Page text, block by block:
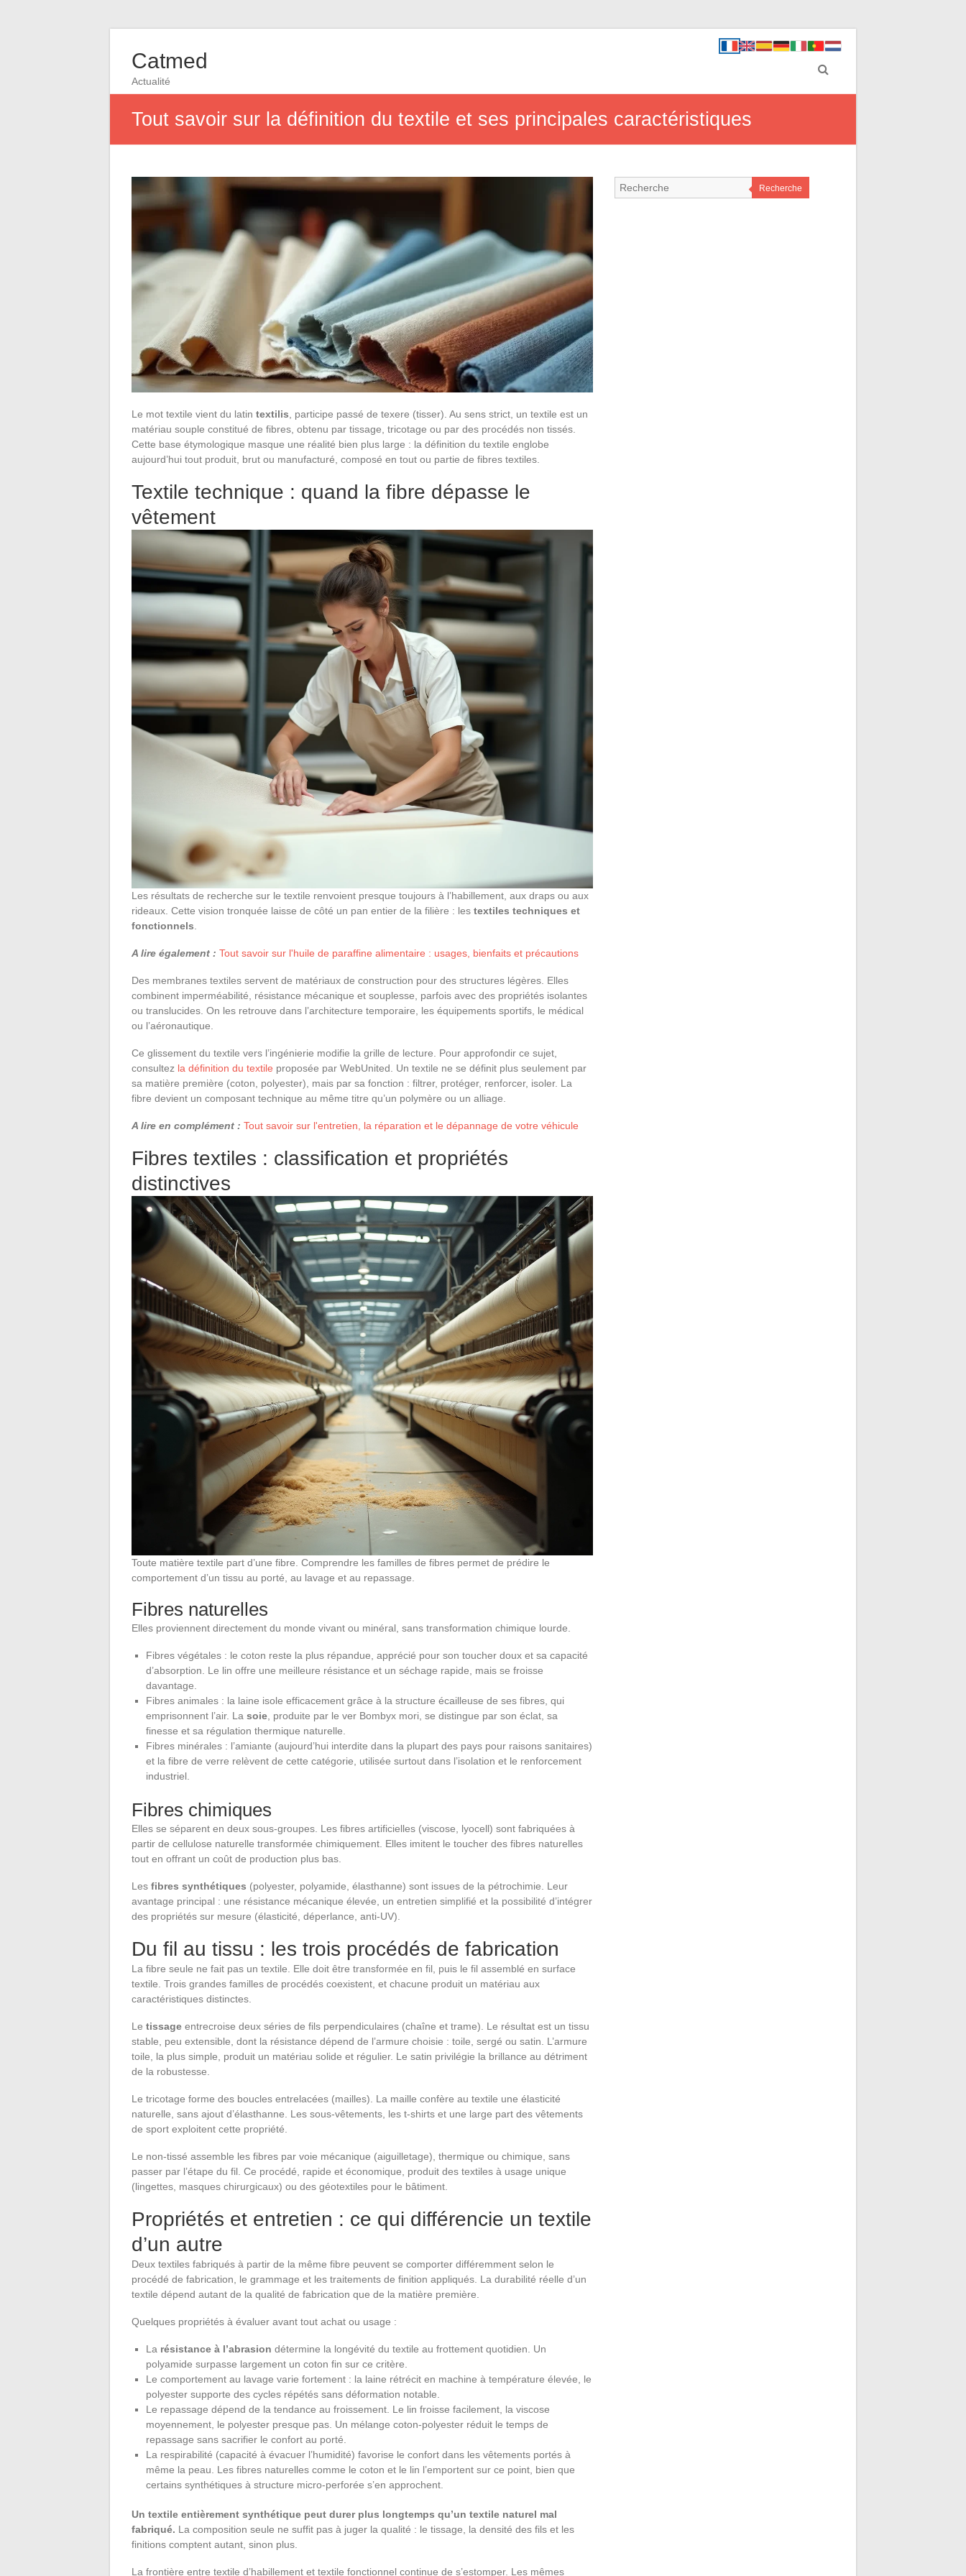
Catmed
Actualité
Tout savoir sur la définition du textile et ses principales caractéristiques
Le mot textile vient du latin textilis , participe passé de texere (tisser). Au sens strict, un textile est un
matériau souple constitué de fibres, obtenu par tissage, tricotage ou par des procédés non tissés.
Cette base étymologique masque une réalité bien plus large : la définition du textile englobe
aujourd’hui tout produit, brut ou manufacturé, composé en tout ou partie de fibres textiles.
Textile technique : quand la fibre dépasse le
vêtement
Les résultats de recherche sur le textile renvoient presque toujours à l’habillement, aux draps ou aux
rideaux. Cette vision tronquée laisse de côté un pan entier de la filière : les textiles techniques et
fonctionnels.
A lire également : Tout savoir sur l'huile de paraffine alimentaire : usages, bienfaits et précautions
Des membranes textiles servent de matériaux de construction pour des structures légères. Elles
combinent imperméabilité, résistance mécanique et souplesse, parfois avec des propriétés isolantes
ou translucides. On les retrouve dans l’architecture temporaire, les équipements sportifs, le médical
ou l’aéronautique.
Ce glissement du textile vers l’ingénierie modifie la grille de lecture. Pour approfondir ce sujet,
consultez la définition du textile proposée par WebUnited. Un textile ne se définit plus seulement par
sa matière première (coton, polyester), mais par sa fonction : filtrer, protéger, renforcer, isoler. La
fibre devient un composant technique au même titre qu’un polymère ou un alliage.
A lire en complément : Tout savoir sur l'entretien, la réparation et le dépannage de votre véhicule
Fibres textiles : classification et propriétés
distinctives
Toute matière textile part d’une fibre. Comprendre les familles de fibres permet de prédire le
comportement d’un tissu au porté, au lavage et au repassage.
Fibres naturelles
Elles proviennent directement du monde vivant ou minéral, sans transformation chimique lourde.
Fibres végétales : le coton reste la plus répandue, apprécié pour son toucher doux et sa capacité
d’absorption. Le lin offre une meilleure résistance et un séchage rapide, mais se froisse
davantage.
Fibres animales : la laine isole efficacement grâce à la structure écailleuse de ses fibres, qui
emprisonnent l’air. La soie , produite par le ver Bombyx mori, se distingue par son éclat, sa
finesse et sa régulation thermique naturelle.
Fibres minérales : l’amiante (aujourd’hui interdite dans la plupart des pays pour raisons sanitaires)
et la fibre de verre relèvent de cette catégorie, utilisée surtout dans l’isolation et le renforcement
industriel.
Fibres chimiques
Elles se séparent en deux sous-groupes. Les fibres artificielles (viscose, lyocell) sont fabriquées à
partir de cellulose naturelle transformée chimiquement. Elles imitent le toucher des fibres naturelles
tout en offrant un coût de production plus bas.
Les fibres synthétiques (polyester, polyamide, élasthanne) sont issues de la pétrochimie. Leur
avantage principal : une résistance mécanique élevée, un entretien simplifié et la possibilité d’intégrer
des propriétés sur mesure (élasticité, déperlance, anti-UV).
Du fil au tissu : les trois procédés de fabrication
La fibre seule ne fait pas un textile. Elle doit être transformée en fil, puis le fil assemblé en surface
textile. Trois grandes familles de procédés coexistent, et chacune produit un matériau aux
caractéristiques distinctes.
Le tissage entrecroise deux séries de fils perpendiculaires (chaîne et trame). Le résultat est un tissu
stable, peu extensible, dont la résistance dépend de l’armure choisie : toile, sergé ou satin. L’armure
toile, la plus simple, produit un matériau solide et régulier. Le satin privilégie la brillance au détriment
de la robustesse.
Le tricotage forme des boucles entrelacées (mailles). La maille confère au textile une élasticité
naturelle, sans ajout d’élasthanne. Les sous-vêtements, les t-shirts et une large part des vêtements
de sport exploitent cette propriété.
Le non-tissé assemble les fibres par voie mécanique (aiguilletage), thermique ou chimique, sans
passer par l’étape du fil. Ce procédé, rapide et économique, produit des textiles à usage unique
(lingettes, masques chirurgicaux) ou des géotextiles pour le bâtiment.
Propriétés et entretien : ce qui différencie un textile
d’un autre
Deux textiles fabriqués à partir de la même fibre peuvent se comporter différemment selon le
procédé de fabrication, le grammage et les traitements de finition appliqués. La durabilité réelle d’un
textile dépend autant de la qualité de fabrication que de la matière première.
Quelques propriétés à évaluer avant tout achat ou usage :
La résistance à l’abrasion détermine la longévité du textile au frottement quotidien. Un
polyamide surpasse largement un coton fin sur ce critère.
Le comportement au lavage varie fortement : la laine rétrécit en machine à température élevée, le
polyester supporte des cycles répétés sans déformation notable.
Le repassage dépend de la tendance au froissement. Le lin froisse facilement, la viscose
moyennement, le polyester presque pas. Un mélange coton-polyester réduit le temps de
repassage sans sacrifier le confort au porté.
La respirabilité (capacité à évacuer l’humidité) favorise le confort dans les vêtements portés à
même la peau. Les fibres naturelles comme le coton et le lin l’emportent sur ce point, bien que
certains synthétiques à structure micro-perforée s’en approchent.
Un textile entièrement synthétique peut durer plus longtemps qu’un textile naturel mal
fabriqué. La composition seule ne suffit pas à juger la qualité : le tissage, la densité des fils et les
finitions comptent autant, sinon plus.
La frontière entre textile d’habillement et textile fonctionnel continue de s’estomper. Les mêmes
Recherche